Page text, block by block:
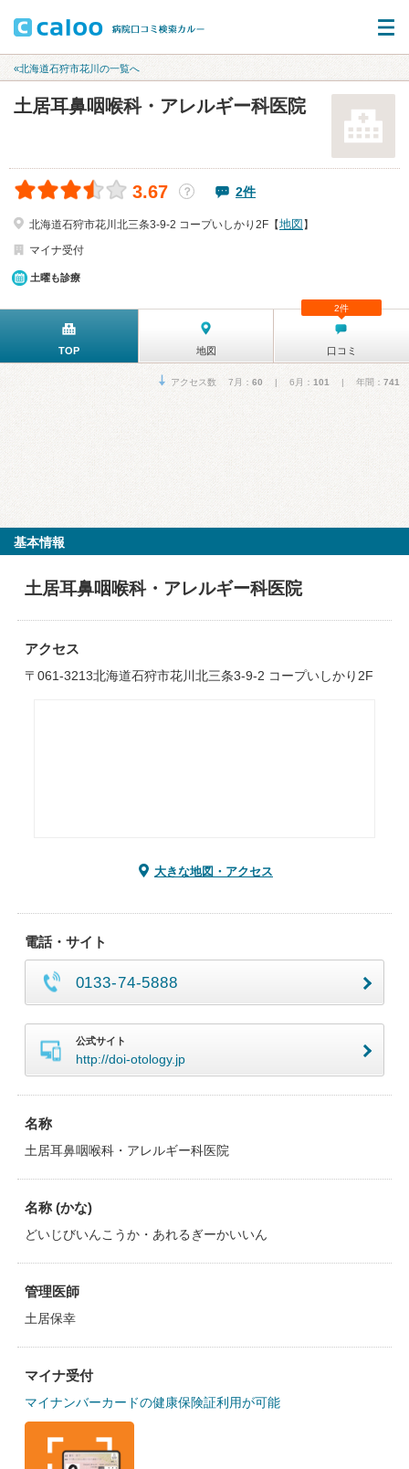
«北海道石狩市花川の一覧へ
土居耳鼻咽喉科・アレルギー科医院
3.67 ？ 2件
北海道石狩市花川北三条3-9-2 コープいしかり2F【地図 】
マイナ受付
土曜も診療
TOP 地図 口コミ
2件
アクセス数 7月： 60 | 6月： 101 | 年間： 741
基本情報
土居耳鼻咽喉科・アレルギー科医院
アクセス
〒061-3213北海道石狩市花川北三条3-9-2 コープいしかり2F
大きな地図・アクセス
電話・サイト
0133-74-5888
公式サイト
http://doi-otology.jp
名称
土居耳鼻咽喉科・アレルギー科医院
名称 (かな)
どいじびいんこうか・あれるぎーかいいん
管理医師
土居保幸
マイナ受付
マイナンバーカードの健康保険証利用が可能